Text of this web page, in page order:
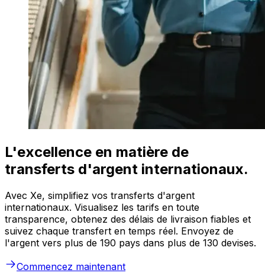
L'excellence en matière de
transferts d'argent internationaux.
Avec Xe, simplifiez vos transferts d'argent
internationaux. Visualisez les tarifs en toute
transparence, obtenez des délais de livraison fiables et
suivez chaque transfert en temps réel. Envoyez de
l'argent vers plus de 190 pays dans plus de 130 devises.
Commencez maintenant